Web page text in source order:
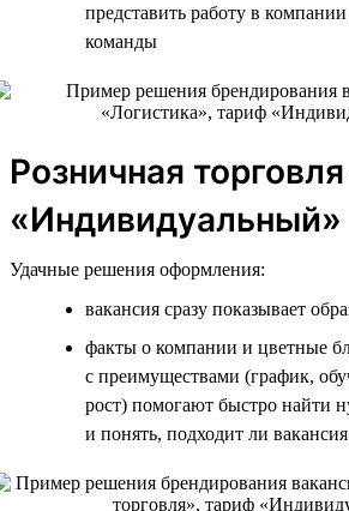
представить работу в
команды
Розничная
«Индивидуальный»
Удачные решения оформления:
вакансия сразу показывает
факты о компании и цветные
с преимуществами (график,
рост) помогают быстро
и понять, подходит ли